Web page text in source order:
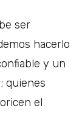
ser
hacerlo
y un
; quienes
el